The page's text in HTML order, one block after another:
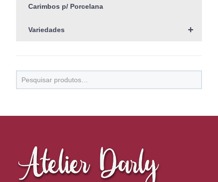
Carimbos p/ Porcelana
+
Variedades